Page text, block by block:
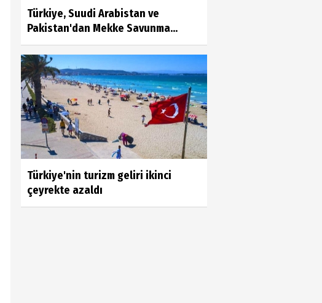
KOLAY!
Murat Kayacan
NEDEN GAYRİMENKUL
DANIŞMANLIK HİZMETİ
ALMALIYIZ?
Mustafa Topal
VİCDANLARIMIZ KİRLENMESİN
Mustafa Şahin
DEĞERLERİMİZ
Türkiye, Suudi Arabistan ve
Pakistan'dan Mekke Savunma...
Türkiye'nin turizm geliri ikinci
çeyrekte azaldı